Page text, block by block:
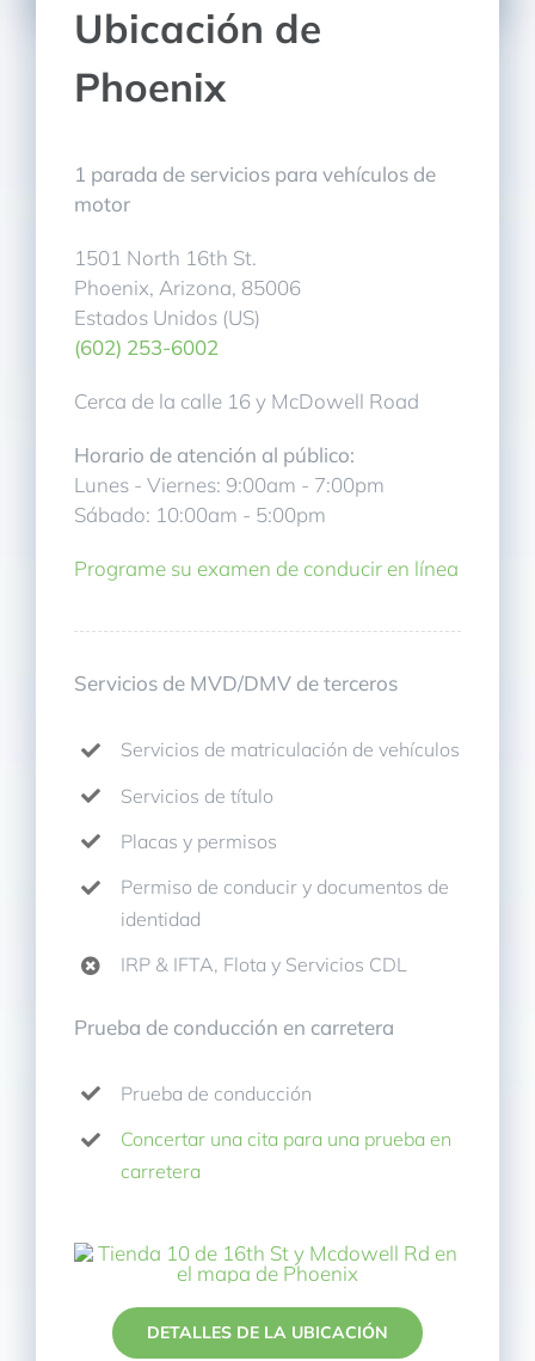
Ubicación de
Phoenix
1 parada de servicios para vehículos de
motor
1501 North 16th St.
Phoenix, Arizona, 85006
Estados Unidos (US)
(602) 253-6002
Cerca de la calle 16 y McDowell Road
Horario de atención al público:
Lunes - Viernes: 9:00am - 7:00pm
Sábado: 10:00am - 5:00pm
Programe su examen de conducir en línea
Servicios de MVD/DMV de terceros
Servicios de matriculación de vehículos
Servicios de título
Placas y permisos
Permiso de conducir y documentos de
identidad
IRP & IFTA, Flota y Servicios CDL
Prueba de conducción en carretera
Prueba de conducción
Concertar una cita para una prueba en
carretera
DETALLES DE LA UBICACIÓN